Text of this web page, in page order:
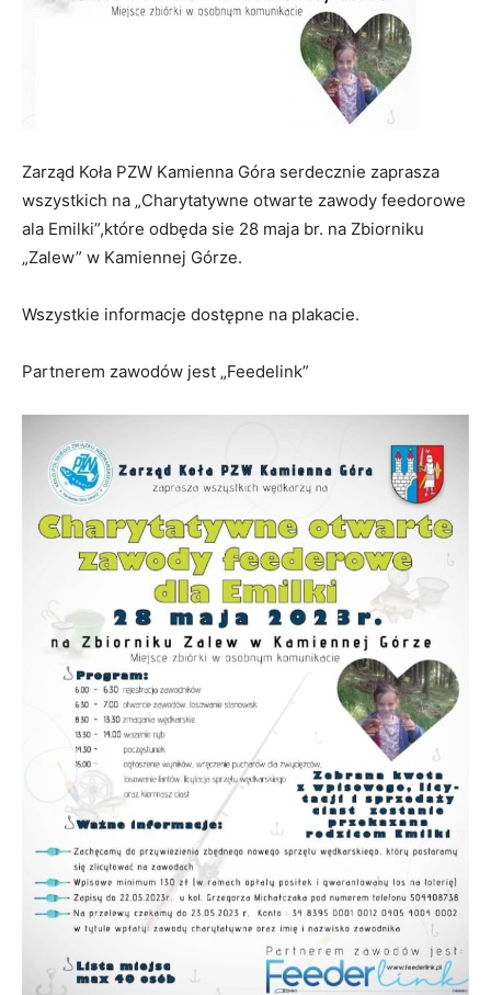
Zarząd Koła PZW Kamienna Góra serdecznie zaprasza
wszystkich na „Charytatywne otwarte zawody feedorowe
ala Emilki”,które odbęda sie 28 maja br. na Zbiorniku
„Zalew” w Kamiennej Górze.
Wszystkie informacje dostępne na plakacie.
Partnerem zawodów jest „Feedelink”